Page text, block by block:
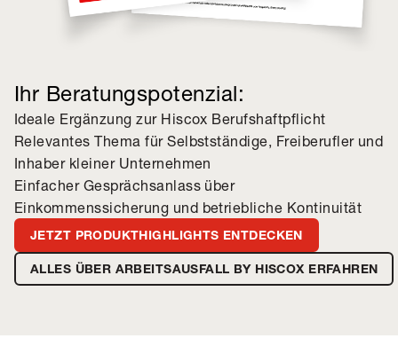
Ihr Beratungspotenzial:
Ideale Ergänzung zur Hiscox Berufshaftpflicht
Relevantes Thema für Selbstständige, Freiberufler und
Inhaber kleiner Unternehmen
Einfacher Gesprächsanlass über
Einkommenssicherung und betriebliche Kontinuität
JETZT PRODUKTHIGHLIGHTS ENTDECKEN
ALLES ÜBER ARBEITSAUSFALL BY HISCOX ERFAHREN